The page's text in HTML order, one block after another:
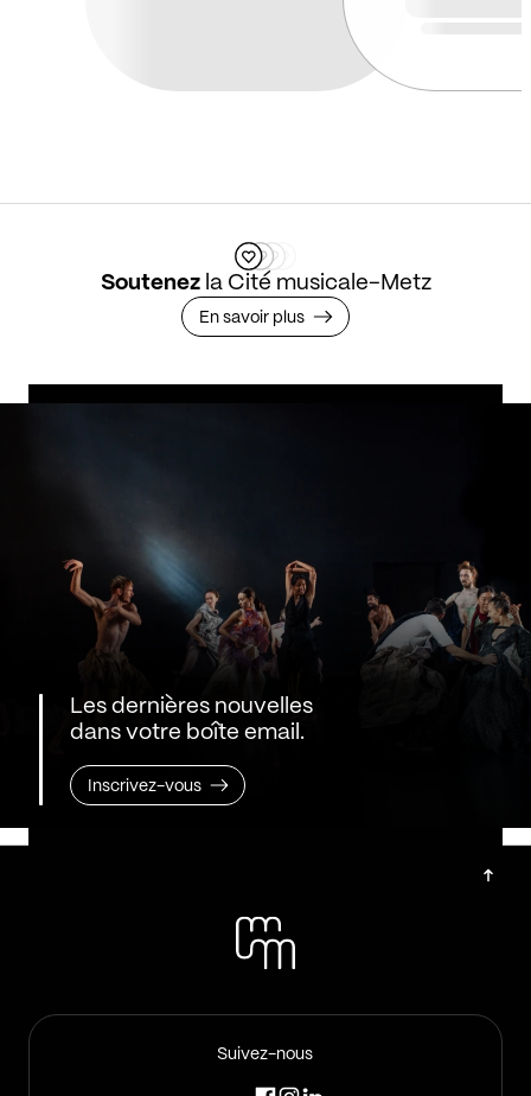
Soutenezla Cité musicale-Metz
En savoir plus
Les dernières nouvelles
dans votre boîte email.
Inscrivez-vous
Suivez-nous